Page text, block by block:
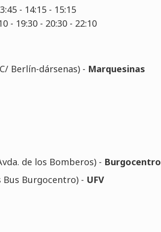
- 14:15 - 15:15
- 19:30 - 20:30 - 22:10
Berlín-dársenas) - Marquesinas
de los Bomberos) - Burgocentro
Bus Burgocentro) - UFV